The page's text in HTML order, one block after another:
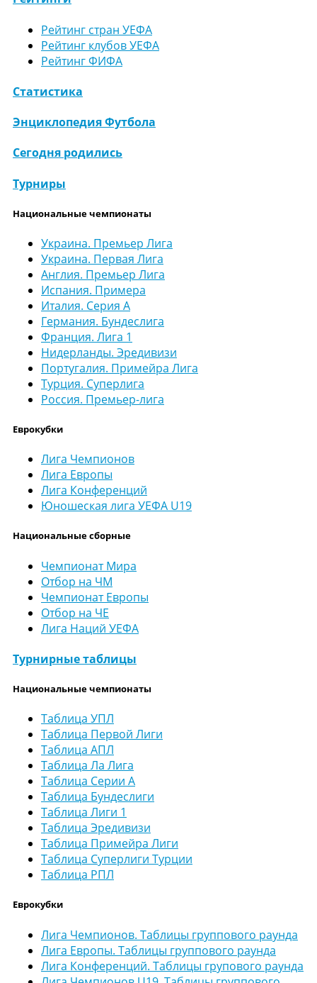
Рейтинг стран УЕФА
Рейтинг клубов УЕФА
Рейтинг ФИФА
Статистика
Энциклопедия Футбола
Сегодня родились
Турниры
Национальные чемпионаты
Украина. Премьер Лига
Украина. Первая Лига
Англия. Премьер Лига
Испания. Примера
Италия. Серия А
Германия. Бундеслига
Франция. Лига 1
Нидерланды. Эредивизи
Португалия. Примейра Лига
Турция. Суперлига
Россия. Премьер-лига
Еврокубки
Лига Чемпионов
Лига Европы
Лига Конференций
Юношеская лига УЕФА U19
Национальные сборные
Чемпионат Мира
Отбор на ЧМ
Чемпионат Европы
Отбор на ЧЕ
Лига Наций УЕФА
Турнирные таблицы
Национальные чемпионаты
Таблица УПЛ
Таблица Первой Лиги
Таблица АПЛ
Таблица Ла Лига
Таблица Серии А
Таблица Бундеслиги
Таблица Лиги 1
Таблица Эредивизи
Таблица Примейра Лиги
Таблица Суперлиги Турции
Таблица РПЛ
Еврокубки
Лига Чемпионов. Таблицы группового раунда
Лига Европы. Таблицы группового раунда
Лига Конференций. Таблицы групового раунда